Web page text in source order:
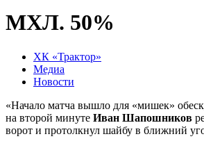
МХЛ. 50%
ХК «Трактор»
Медиа
Новости
«Начало матча вышло для «мишек»
на второй минуте Иван Шапошников
ворот и протолкнул шайбу в ближний